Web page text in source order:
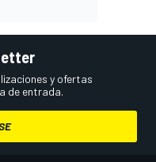
y ofertas
de entrada.